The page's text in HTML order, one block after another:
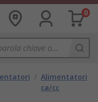
0
/ Alimentatori
ca/cc